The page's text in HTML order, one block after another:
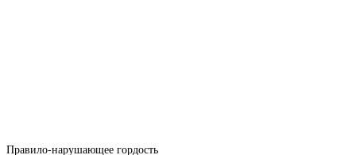
Правило-нарушающее гордость